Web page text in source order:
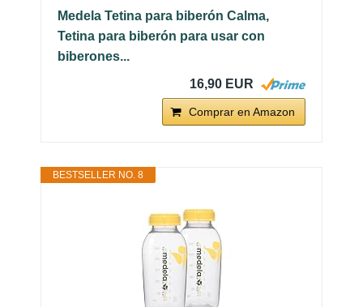
Medela Tetina para biberón Calma,
Tetina para biberón para usar con
biberones...
16,90 EUR
Comprar en Amazon
BESTSELLER NO. 8